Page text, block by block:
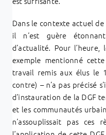
Dans le contexte actuel
il n’est guère
d’actualité. Pour
exemple mentionné
travail remis aux élus le
contre) – n’a pas précisé
d’instauration de la DGF
et les communautés
n’assouplissait pas ces